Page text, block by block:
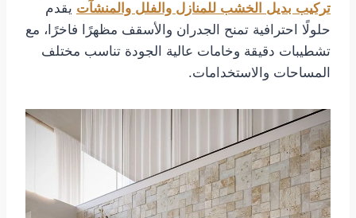
تركيب بديل الخشب للمنازل والفلل والمنشآت يقدم
حلولًا احترافية تمنح الجدران والأسقف مظهرًا فاخرًا، مع
تشطيبات دقيقة وخامات عالية الجودة تناسب مختلف
المساحات والاستخدامات.